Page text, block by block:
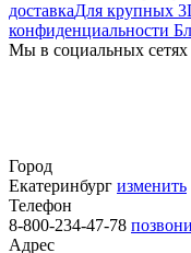
доставкаДля крупных
конфиденциальности
Мы в социальных сетях
Город
Екатеринбург изменить
Телефон
8-800-234-47-78
Адрес